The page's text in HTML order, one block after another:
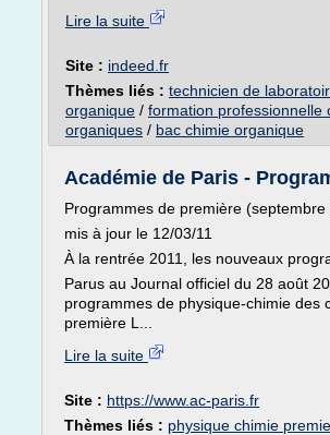
Lire la suite
Site : indeed.fr
Thèmes liés : technicien de
organique / formation professionnelle
organiques / bac chimie organique
Académie de Paris -
Programmes de première (septembre
mis à jour le 12/03/11
À la rentrée 2011, les nouveaux
Parus au Journal officiel du 28 août
programmes de physique-chimie des
première L...
Lire la suite
Site : https://www.ac-paris.fr
Thèmes liés : physique chimie